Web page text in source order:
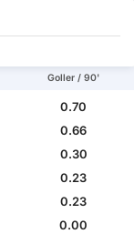
Goller / 90'
0.70
0.66
0.30
0.23
0.23
0.00